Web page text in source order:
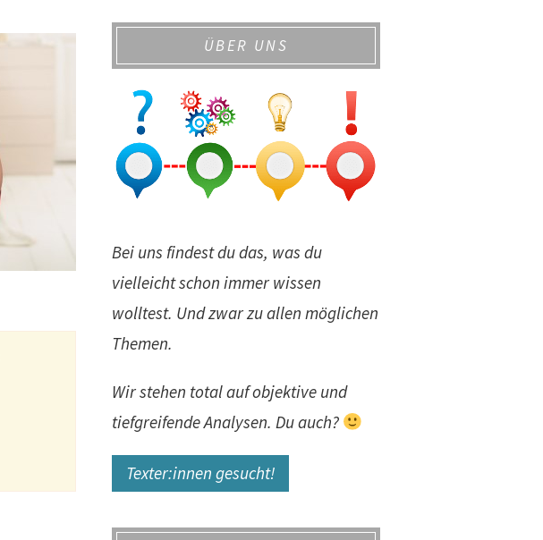
ÜBER UNS
Bei uns findest du das, was du
vielleicht schon immer wissen
wolltest. Und zwar zu allen möglichen
Themen.
Wir stehen total auf objektive und
tiefgreifende Analysen. Du auch?
Texter:innen gesucht!